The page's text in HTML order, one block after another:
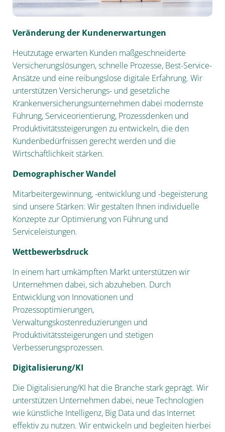
Veränderung der Kundenerwartungen
Heutzutage erwarten Kunden maßgeschneiderte
Versicherungslösungen, schnelle Prozesse, Best-Service-
Ansätze und eine reibungslose digitale Erfahrung. Wir
unterstützen Versicherungs- und gesetzliche
Krankenversicherungsunternehmen dabei modernste
Führung, Serviceorientierung, Prozessdenken und
Produktivitätssteigerungen zu entwickeln, die den
Kundenbedürfnissen gerecht werden und die
Wirtschaftlichkeit stärken.
Demographischer Wandel
Mitarbeitergewinnung, -entwicklung und -begeisterung
sind unsere Stärken: Wir gestalten Ihnen individuelle
Konzepte zur Optimierung von Führung und
Serviceleistungen.
Wettbewerbsdruck
In einem hart umkämpften Markt unterstützen wir
Unternehmen dabei, sich abzuheben. Durch
Entwicklung von Innovationen und
Prozessoptimierungen,
Verwaltungskostenreduzierungen und
Produktivitätssteigerungen und stetigen
Verbesserungsprozessen.
Digitalisierung/KI
Die Digitalisierung/KI hat die Branche stark geprägt. Wir
unterstützen Unternehmen dabei, neue Technologien
wie künstliche Intelligenz, Big Data und das Internet
effektiv zu nutzen. Wir entwickeln und begleiten hierbei